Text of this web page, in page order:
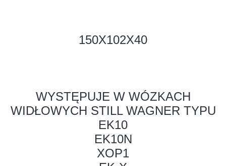
150X102X40
WYSTĘPUJE W WÓZKACH
WIDŁOWYCH STILL WAGNER TYPU
EK10
EK10N
XOP1